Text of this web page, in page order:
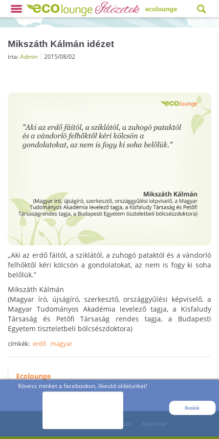
Kövess minket a facebookon, likeold oldalunkat!
Bezárás
ecolounge
Mikszáth Kálmán idézet
írta:Admin 2015/08/02
„Aki az erdő fáitól, a sziklától, a zuhogó pataktól és a vándorló
felhőktől kéri kölcsön a gondolatokat, az nem is fogy ki soha
belőlük.”
Mikszáth Kálmán
(Magyar író, újságíró, szerkesztő, országgyűlési képviselő, a
Magyar Tudományos Akadémia levelező tagja, a Kisfaludy
Társaság és Petőfi Társaság rendes tagja, a Budapesti
Egyetem tiszteletbeli bölcsészdoktora)
címkék: erdő magyar
Ecolounge